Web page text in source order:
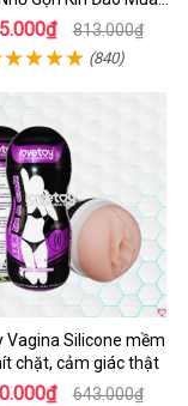
Ngay 813.000₫
(840)
Vagina Silicone mềm
chặt, cảm giác thật
643.000₫